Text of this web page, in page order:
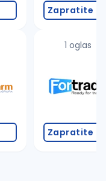
Zapratite
1 oglas
Zapratite